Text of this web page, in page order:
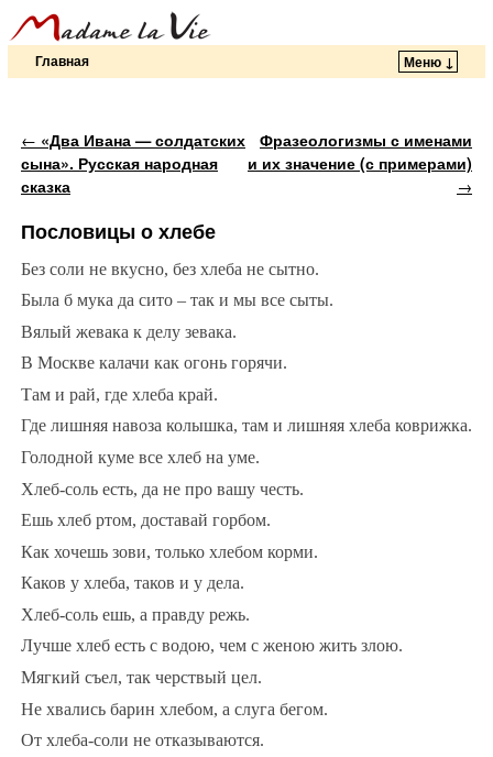
Главная Меню ↓
Навигация по записям
← «Два Ивана — солдатских
сына». Русская народная
сказка
Фразеологизмы с именами
и их значение (с примерами)
→
Пословицы о хлебе
Без соли не вкусно, без хлеба не сытно.
Была б мука да сито – так и мы все сыты.
Вялый жевака к делу зевака.
В Москве калачи как огонь горячи.
Там и рай, где хлеба край.
Где лишняя навоза колышка, там и лишняя хлеба коврижка.
Голодной куме все хлеб на уме.
Хлеб-соль есть, да не про вашу честь.
Ешь хлеб ртом, доставай горбом.
Как хочешь зови, только хлебом корми.
Каков у хлеба, таков и у дела.
Хлеб-соль ешь, а правду режь.
Лучше хлеб есть с водою, чем с женою жить злою.
Мягкий съел, так черствый цел.
Не хвались барин хлебом, а слуга бегом.
От хлеба-соли не отказываются.